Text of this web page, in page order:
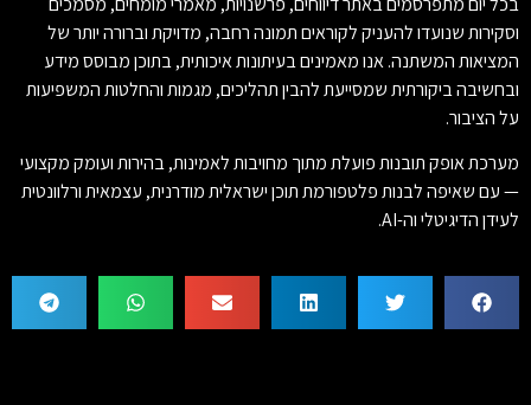
וסקירות שנועדו להעניק לקוראים תמונה רחבה, מדויקת וברורה יותר של
המציאות המשתנה. אנו מאמינים בעיתונות איכותית, בתוכן מבוסס מידע
ובחשיבה ביקורתית שמסייעת להבין תהליכים, מגמות והחלטות המשפיעות
על הציבור.
מערכת אופק תובנות פועלת מתוך מחויבות לאמינות, בהירות ועומק מקצועי
— עם שאיפה לבנות פלטפורמת תוכן ישראלית מודרנית, עצמאית ורלוונטית
לעידן הדיגיטלי וה-AI.